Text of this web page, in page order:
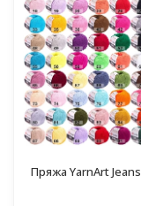
Пряжа YarnArt Jeans